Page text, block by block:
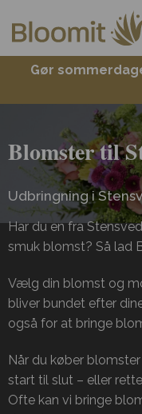
Gør
Blomster til
Udbringning i
Har du en fra
smuk blomst? Så lad
Vælg din blomst og
bliver bundet efter
også for at bringe
Når du køber
start til slut – eller
Ofte kan vi bringe